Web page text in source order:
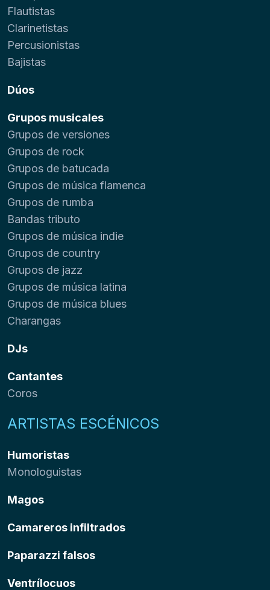
Flautistas
Clarinetistas
Percusionistas
Bajistas
Dúos
Grupos musicales
Grupos de versiones
Grupos de rock
Grupos de batucada
Grupos de música flamenca
Grupos de rumba
Bandas tributo
Grupos de música indie
Grupos de country
Grupos de jazz
Grupos de música latina
Grupos de música blues
Charangas
DJs
Cantantes
Coros
ARTISTAS ESCÉNICOS
Humoristas
Monologuistas
Magos
Camareros infiltrados
Paparazzi falsos
Ventrílocuos